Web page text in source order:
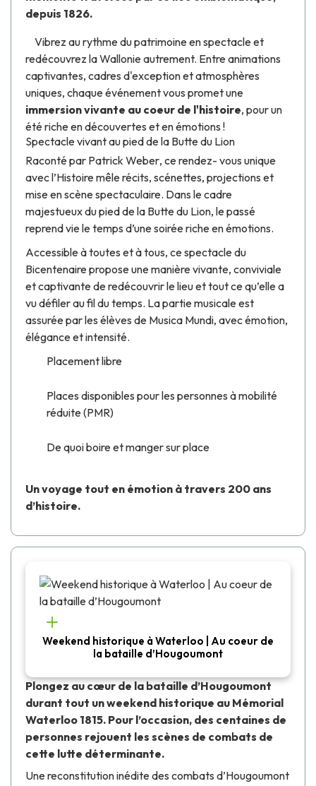
depuis 1826.
Vibrez au rythme dupatrimoine en spectacleet
redécouvrez la Wallonie autrement. Entre animations
captivantes, cadres d'exception et atmosphères
uniques, chaque événement vous promet une
immersion vivante au coeur de l'histoire, pour un
été riche en découvertes et en émotions !
Spectacle vivant au pied de la Butte du Lion
Raconté par Patrick Weber, ce rendez- vous unique
avec l’Histoire mêle récits, scénettes, projections et
mise en scène spectaculaire. Dans le cadre
majestueux du pied de la Butte du Lion, le passé
reprend vie le temps d’une soirée riche en émotions.
Accessible à toutes et à tous, ce spectacle du
Bicentenaire propose une manière vivante, conviviale
et captivante de redécouvrir le lieu et tout ce qu’elle a
vu défiler au fil du temps. La partie musicale est
assurée par les élèves de Musica Mundi, avec émotion,
élégance et intensité.
Placement libre
Places disponibles pour les personnes à mobilité
réduite (PMR)
De quoi boire et manger sur place
Un voyage tout en émotion à travers 200 ans
d’histoire.
Weekend historique à Waterloo | Au coeur de
la bataille d’Hougoumont
Plongez au cœur de la bataille d’Hougoumont
durant tout un weekend historique au Mémorial
Waterloo 1815. Pour l’occasion, des centaines de
personnes rejouent les scènes de combats de
cette lutte déterminante.
Une reconstitution inédite des combats d’Hougoumont